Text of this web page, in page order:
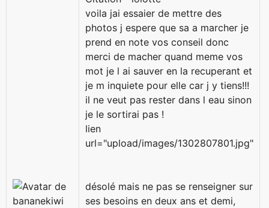
voila jai essaier de mettre des
photos j espere que sa a marcher je
prend en note vos conseil donc
merci de macher quand meme vos
mot je l ai sauver en la recuperant et
je m inquiete pour elle car j y tiens!!!
il ne veut pas rester dans l eau sinon
je le sortirai pas !
lien
url="upload/images/1302807801.jpg"
désolé mais ne pas se renseigner sur
ses besoins en deux ans et demi,